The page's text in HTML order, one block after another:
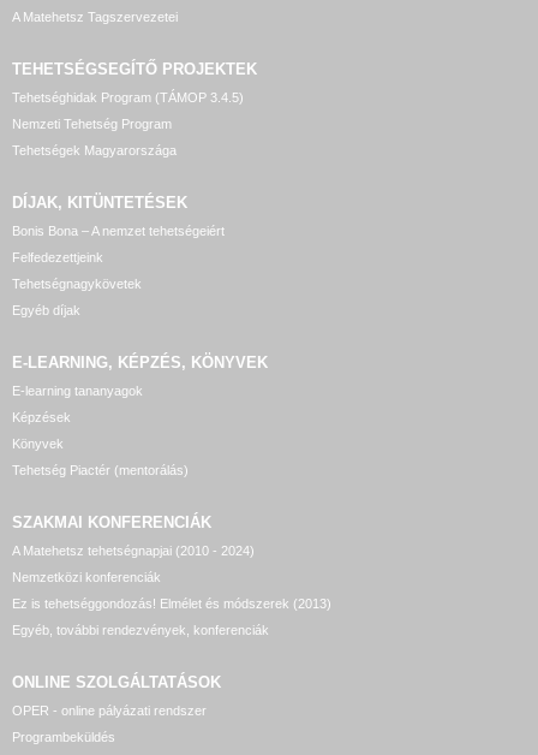
A Matehetsz Tagszervezetei
TEHETSÉGSEGÍTŐ PROJEKTEK
Tehetséghidak Program (TÁMOP 3.4.5)
Nemzeti Tehetség Program
Tehetségek Magyarországa
DÍJAK, KITÜNTETÉSEK
Bonis Bona – A nemzet tehetségeiért
Felfedezettjeink
Tehetségnagykövetek
Egyéb díjak
E-LEARNING, KÉPZÉS, KÖNYVEK
E-learning tananyagok
Képzések
Könyvek
Tehetség Piactér (mentorálás)
SZAKMAI KONFERENCIÁK
A Matehetsz tehetségnapjai (2010 - 2024)
Nemzetközi konferenciák
Ez is tehetséggondozás! Elmélet és módszerek (2013)
Egyéb, további rendezvények, konferenciák
ONLINE SZOLGÁLTATÁSOK
OPER - online pályázati rendszer
Programbeküldés